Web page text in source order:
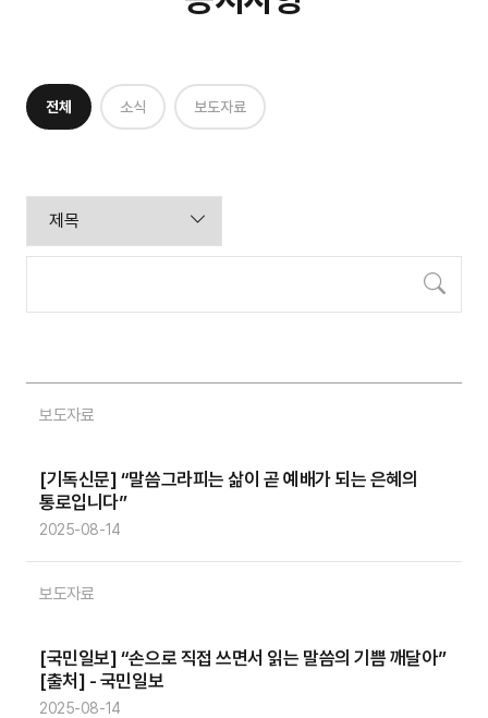
전체 소식 보도자료
검색
보도자료
[기독신문] “말씀그라피는 삶이 곧 예배가 되는 은혜의
통로입니다”
2025-08-14
보도자료
[국민일보] “손으로 직접 쓰면서 읽는 말씀의 기쁨 깨달아”
[출처] - 국민일보
2025-08-14